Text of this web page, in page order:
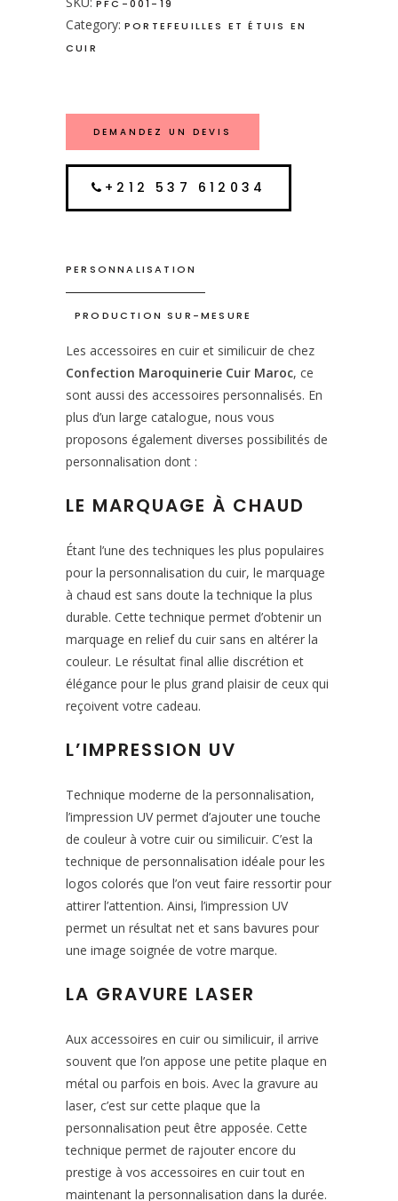
PFC-001-19
Category: PORTEFEUILLES ET ÉTUIS EN
CUIR
DEMANDEZ UN DEVIS
+212 537 612034
PERSONNALISATION
PRODUCTION SUR-MESURE
Les accessoires en cuir et similicuir de chez
Confection Maroquinerie Cuir Maroc, ce
sont aussi des accessoires personnalisés. En
plus d’un large catalogue, nous vous
proposons également diverses possibilités de
personnalisation dont :
LE MARQUAGE À CHAUD
Étant l’une des techniques les plus populaires
pour la personnalisation du cuir, le marquage
à chaud est sans doute la technique la plus
durable. Cette technique permet d’obtenir un
marquage en relief du cuir sans en altérer la
couleur. Le résultat final allie discrétion et
élégance pour le plus grand plaisir de ceux qui
reçoivent votre cadeau.
L’IMPRESSION UV
Technique moderne de la personnalisation,
l’impression UV permet d’ajouter une touche
de couleur à votre cuir ou similicuir. C’est la
technique de personnalisation idéale pour les
logos colorés que l’on veut faire ressortir pour
attirer l’attention. Ainsi, l’impression UV
permet un résultat net et sans bavures pour
une image soignée de votre marque.
LA GRAVURE LASER
Aux accessoires en cuir ou similicuir, il arrive
souvent que l’on appose une petite plaque en
métal ou parfois en bois. Avec la gravure au
laser, c’est sur cette plaque que la
personnalisation peut être apposée. Cette
technique permet de rajouter encore du
prestige à vos accessoires en cuir tout en
maintenant la personnalisation dans la durée.